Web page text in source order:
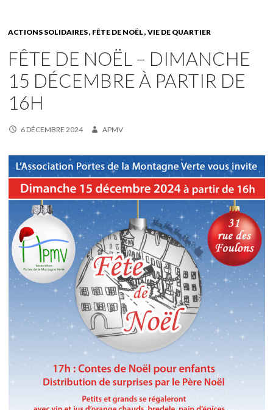
ACTIONS SOLIDAIRES FÊTE DE NOËL VIE DE QUARTIER
FÊTE DE NOËL – DIMANCHE
15 DÉCEMBRE À PARTIR DE
16H
6 DÉCEMBRE 2024 APMV